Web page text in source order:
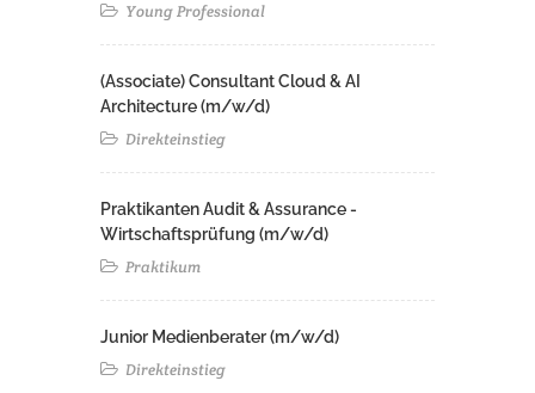
Young Professional
(Associate) Consultant Cloud & AI
Architecture (m/w/d)​ ​
Direkteinstieg
Praktikanten Audit & Assurance -
Wirtschaftsprüfung (m/w/d)
Praktikum
Junior Medienberater (m/w/d)
Direkteinstieg